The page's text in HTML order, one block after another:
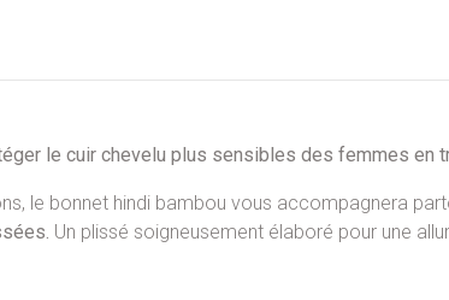
le cuir chevelu plus sensibles des femmes en
le bonnet hindi bambou vous accompagnera
Un plissé soigneusement élaboré pour une